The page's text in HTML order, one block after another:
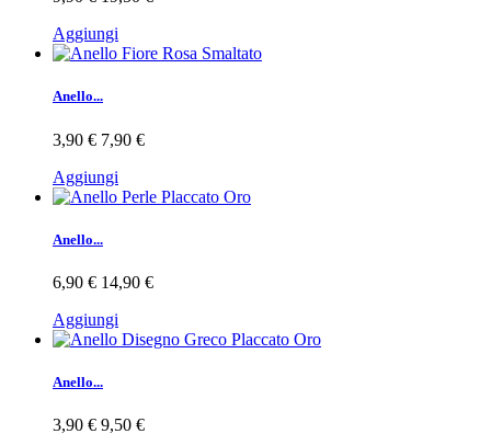
Aggiungi
Anello...
3,90 € 7,90 €
Aggiungi
Anello...
6,90 € 14,90 €
Aggiungi
Anello...
3,90 € 9,50 €